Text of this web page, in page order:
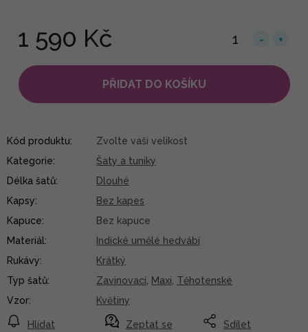
1 590 Kč
PŘIDAT DO KOŠÍKU
Zeptat se
Hlídat Sdílet
Kód produktu:
Zvolte vaši velikost
Kategorie:
Šaty a tuniky
Délka šatů:
Dlouhé
Kapsy:
Bez kapes
Kapuce:
Bez kapuce
Materiál:
Indické umělé hedvábí
Rukávy:
Krátký
Typ šatů: Zavinovací Maxi Těhotenské
Vzor: Květiny